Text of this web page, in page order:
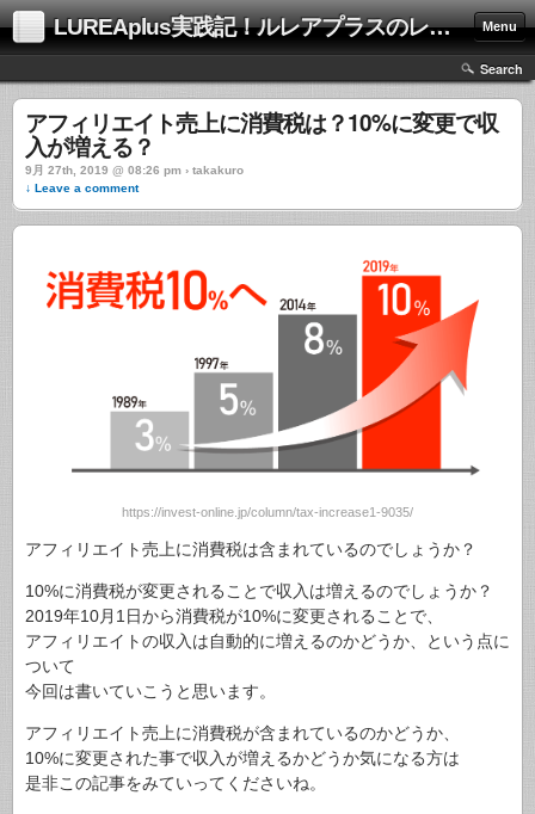
LUREAplus実践記！ルレアプラスのレビューサイト！ Menu
Search
アフィリエイト売上に消費税は？10%に変更で収
入が増える？
9月 27th, 2019 @ 08:26 pm › takakuro
↓ Leave a comment
https://invest-online.jp/column/tax-increase1-9035/
アフィリエイト売上に消費税は含まれているのでしょうか？
10%に消費税が変更されることで収入は増えるのでしょうか？
2019年10月1日から消費税が10%に変更されることで、
アフィリエイトの収入は自動的に増えるのかどうか、という点に
ついて
今回は書いていこうと思います。
アフィリエイト売上に消費税が含まれているのかどうか、
10%に変更された事で収入が増えるかどうか気になる方は
是非この記事をみていってくださいね。